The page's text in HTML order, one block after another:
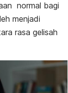
normal bagi
menjadi
rasa gelisah